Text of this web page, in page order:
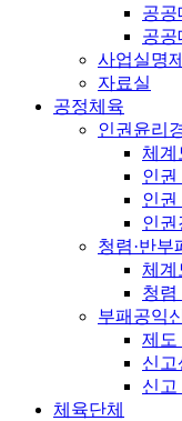
공공
공공
사업실명제
자료실
공정체육
인권윤리
체계
인권
인권
인권
청렴·반부
체계
청렴
부패공익
제도
신고
신고
체육단체